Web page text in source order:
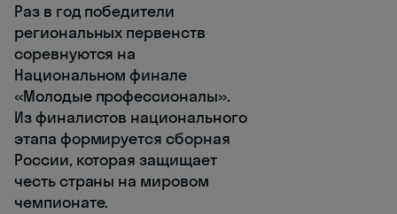
Раз в год победители
региональных первенств
соревнуются на
Национальном финале
«Молодые профессионалы».
Из финалистов национального
этапа формируется сборная
России, которая защищает
честь страны на мировом
чемпионате.